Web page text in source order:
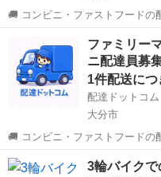
🚚 コンビニ・ファストフードの
や「出前館」のように、配達専
です。 オファー内容を見てか
✅ 業務内容...
ファミリー
ニ配達員募
1件配送に
配達ドットコム
大分市
🚚 コンビニ・ファストフードの
や「出前館」のように、配達専
です。 オファー内容を見てから
大分 配送
3輪バイク